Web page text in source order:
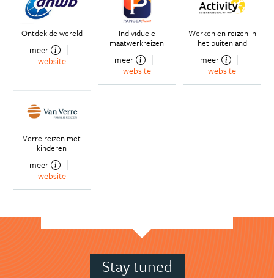
Ontdek de wereld
meer
website
Individuele
maatwerkreizen
meer
website
Werken en reizen in
het buitenland
meer
website
Verre reizen met
kinderen
meer
website
Stay tuned